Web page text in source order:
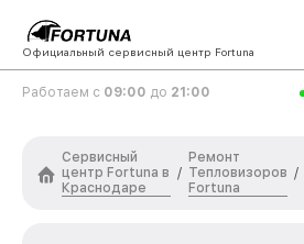
Официальный сервисный центр Fortuna
Работаем с 09:00 до 21:00
Сервисный
центр Fortuna в
Краснодаре
/
Ремонт
Тепловизоров
Fortuna
/